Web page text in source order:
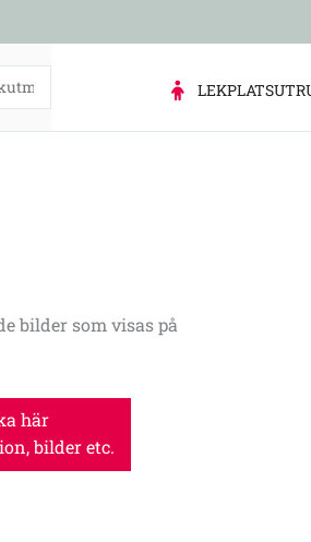
bilder som visas på
här
bilder etc.